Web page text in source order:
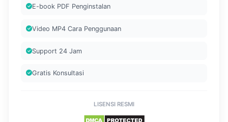
E-book PDF Penginstalan
Video MP4 Cara Penggunaan
Support 24 Jam
Gratis Konsultasi
LISENSI RESMI